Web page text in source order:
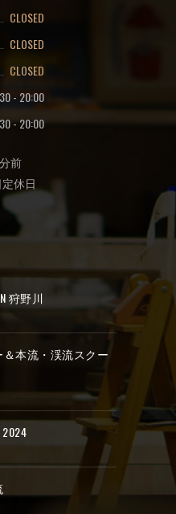
CLOSED
CLOSED
CLOSED
- 20:00
-20:00
前
休日
狩野川
本流・渓流スクー
2024